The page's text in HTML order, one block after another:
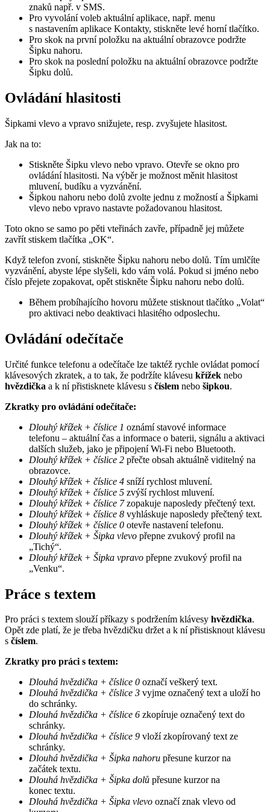
znaků např. v SMS.
Pro vyvolání voleb aktuální aplikace, např. menu
s nastavením aplikace Kontakty, stiskněte levé horní tlačítko.
Pro skok na první položku na aktuální obrazovce podržte
Šipku nahoru.
Pro skok na poslední položku na aktuální obrazovce podržte
Šipku dolů.
Ovládání hlasitosti
Šipkami vlevo a vpravo snižujete, resp. zvyšujete hlasitost.
Jak na to:
Stiskněte Šipku vlevo nebo vpravo. Otevře se okno pro
ovládání hlasitosti. Na výběr je možnost měnit hlasitost
mluvení, budíku a vyzvánění.
Šipkou nahoru nebo dolů zvolte jednu z možností a Šipkami
vlevo nebo vpravo nastavte požadovanou hlasitost.
Toto okno se samo po pěti vteřinách zavře, případně jej můžete
zavřít stiskem tlačítka „OK“.
Když telefon zvoní, stiskněte Šipku nahoru nebo dolů. Tím umlčíte
vyzvánění, abyste lépe slyšeli, kdo vám volá. Pokud si jméno nebo
číslo přejete zopakovat, opět stiskněte Šipku nahoru nebo dolů.
Během probíhajícího hovoru můžete stisknout tlačítko „Volat“
pro aktivaci nebo deaktivaci hlasitého odposlechu.
Ovládání odečítače
Určité funkce telefonu a odečítače lze taktéž rychle ovládat pomocí
klávesových zkratek, a to tak, že podržíte klávesu křížek nebo
hvězdička a k ní přistisknete klávesu s číslem nebo šipkou.
Zkratky pro ovládání odečítače:
Dlouhý křížek + číslice 1 oznámí stavové informace
telefonu – aktuální čas a informace o baterii, signálu a aktivaci
dalších služeb, jako je připojení Wi-Fi nebo Bluetooth.
Dlouhý křížek + číslice 2 přečte obsah aktuálně viditelný na
obrazovce.
Dlouhý křížek + číslice 4 sníží rychlost mluvení.
Dlouhý křížek + číslice 5 zvýší rychlost mluvení.
Dlouhý křížek + číslice 7zopakuje naposledy přečtený text.
Dlouhý křížek + číslice 8 vyhláskuje naposledy přečtený text.
Dlouhý křížek + číslice 0 otevře nastavení telefonu.
Dlouhý křížek + Šipka vlevo přepne zvukový profil na
„Tichý“.
Dlouhý křížek + Šipka vpravo přepne zvukový profil na
„Venku“.
Práce s textem
Pro práci s textem slouží příkazy s podržením klávesy hvězdička.
Opět zde platí, že je třeba hvězdičku držet a k ní přistisknout klávesu
s číslem.
Zkratky pro práci s textem:
Dlouhá hvězdička + číslice 0 označí veškerý text.
Dlouhá hvězdička + číslice 3 vyjme označený text a uloží ho
do schránky.
Dlouhá hvězdička + číslice 6 zkopíruje označený text do
schránky.
Dlouhá hvězdička + číslice 9 vloží zkopírovaný text ze
schránky.
Dlouhá hvězdička + Šipka nahoru přesune kurzor na
začátek textu.
Dlouhá hvězdička + Šipka dolů přesune kurzor na
konec textu.
Dlouhá hvězdička + Šipka vlevo označí znak vlevo od